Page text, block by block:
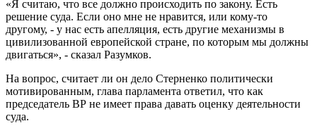
«Я считаю, что все должно происходить по закону. Есть
решение суда. Если оно мне не нравится, или кому-то
другому, - у нас есть апелляция, есть другие механизмы в
цивилизованной европейской стране, по которым мы должны
двигаться», - сказал Разумков.
На вопрос, считает ли он дело Стерненко политически
мотивированным, глава парламента ответил, что как
председатель ВР не имеет права давать оценку деятельности
суда.